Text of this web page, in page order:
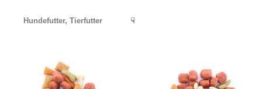
Hundefutter, Tierfutter ☟